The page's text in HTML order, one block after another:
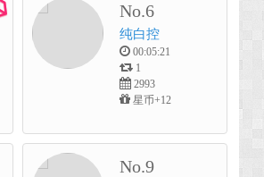
No.6
纯白控
00:05:21
1
2993
星币+12
No.9